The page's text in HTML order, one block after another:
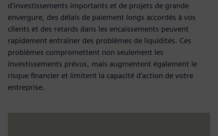
d’investissements importants et de projets de grande
envergure, des délais de paiement longs accordés à vos
clients et des retards dans les encaissements peuvent
rapidement entraîner des problèmes de liquidités. Ces
problèmes compromettent non seulement les
investissements prévus, mais augmentent également le
risque financier et limitent la capacité d’action de votre
entreprise.